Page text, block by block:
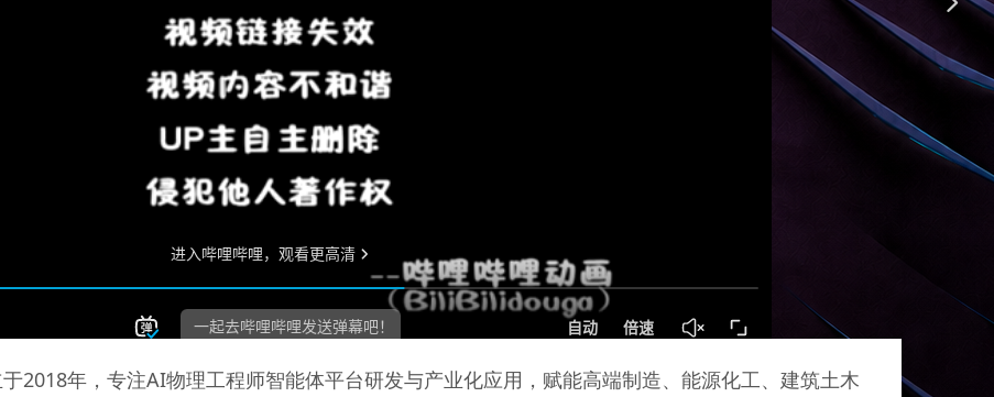
2018年，专注AI物理工程师智能体平台研发与产业化应用，赋能高端制造、能源化工、建筑土木